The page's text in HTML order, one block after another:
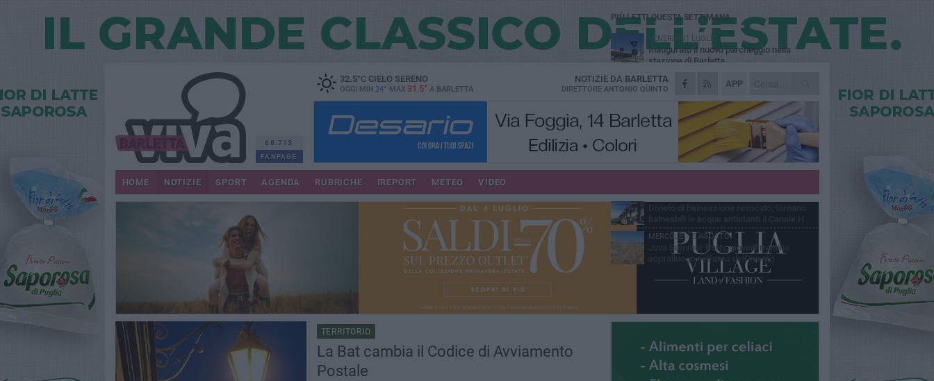
68.713
FANPAGE
32.5°CCIELO SERENO
OGGI MIN 24° MAX 31.5° A BARLETTA
APP
NOTIZIE DA BARLETTA
DIRETTORE ANTONIO QUINTO
HOME NOTIZIE SPORT AGENDA RUBRICHE IREPORT METEO VIDEO
TERRITORIO
La Bat cambia il Codice di Avviamento
Postale
PIÙ LETTI QUESTA SETTIMANA
VENERDÌ 31 LUGLIO
Inaugurato il nuovo parcheggio nella
stazione di Barletta
MERCOLEDÌ 5 AGOSTO
Barletta piange Gioacchino Dagnello:
64enne barlettano investito all'alba a Trani
GIOVEDÌ 30 LUGLIO
Rapina all'Ipercoop di Barletta: nel mirino la
gioielleria, banditi in fuga
DOMENICA 2 AGOSTO
Beni confiscati alla mafia. Nasce il servizio
VENERDÌ 31 LUGLIO
MERCOLEDÌ 5 AGOSTO
Jova Summer Party, giovedì mattina
sopralluogo nell'area dell'evento